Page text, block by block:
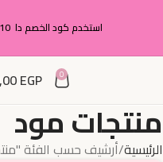
استخدم كود الخصم دا discount10 واحصلي علي خصم %10
0
EGP
منتجات مود
الرئيسية أرشيف حسب الفئة